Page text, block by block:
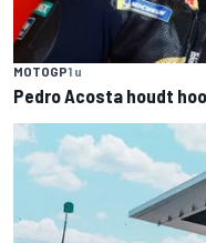
MOTOGP1 u
Pedro Acosta houdt